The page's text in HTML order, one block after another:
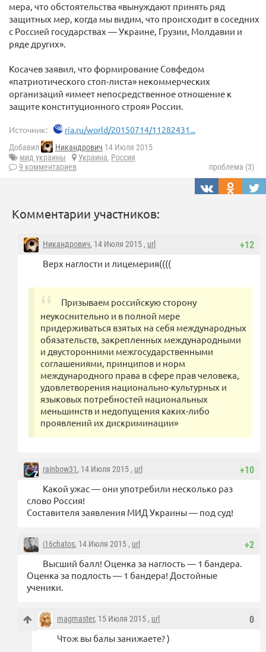
мера, что обстоятельства «вынуждают принять ряд
защитных мер, когда мы видим, что происходит в соседних
с Россией государствах — Украине, Грузии, Молдавии и
ряде других».
Косачев заявил, что формирование Совфедом
«патриотического стоп-листа» некоммерческих
организаций «имеет непосредственное отношение к
защите конституционного строя» России.
Источник: ria.ru/world/20150714/11282431...
Добавил Никандрович 14 Июля 2015
мид украины
Украина, Россия
9 комментариев
проблема (3)
Комментарии участников:
+12
Никандрович, 14 Июля 2015 , url
Верх наглости и лицемерия((((
Призываем российскую сторону
неукоснительно и в полной мере
придерживаться взятых на себя международных
обязательств, закрепленных международными
и двусторонними межгосударственными
соглашениями, принципов и норм
международного права в сфере прав человека,
удовлетворения национально-культурных и
языковых потребностей национальных
меньшинств и недопущения каких-либо
проявлений их дискриминации»
+10
rainbow31, 14 Июля 2015 , url
Какой ужас — они употребили несколько раз
слово Россия!
Составителя заявления МИД Украины — под суд!
+2
i16chatos, 14 Июля 2015 , url
Высший балл! Оценка за наглость — 1 бандера.
Оценка за подлость — 1 бандера! Достойные
ученики.
0
magmaster, 15 Июля 2015 , url
Чтож вы балы занижаете? )